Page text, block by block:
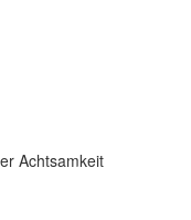
Achtsamkeit